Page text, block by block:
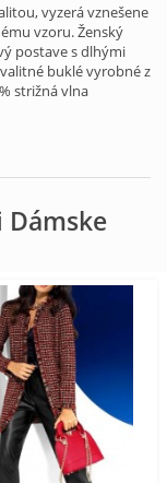
vyzerá vznešene
vzoru. Ženský
postave s dlhými
buklé vyrobné z
strižná vlna
Dámske